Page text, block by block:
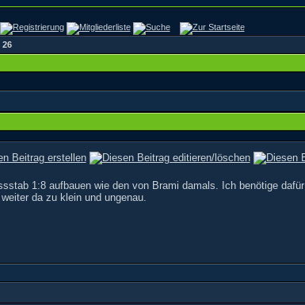
26
1:8 aufbauen wie den von Brami damals. Ich benötige
da zu klein und ungenau.